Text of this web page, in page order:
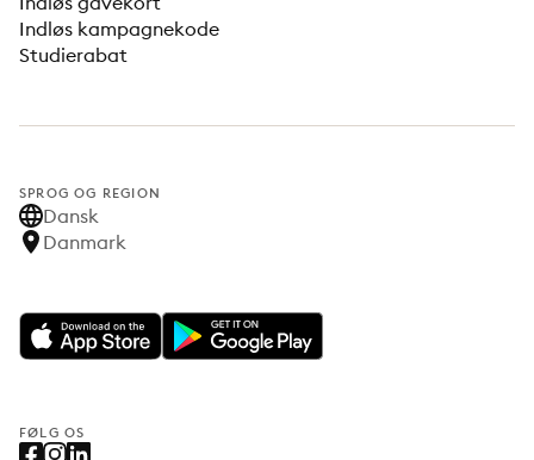
Indløs kampagnekode
Studierabat
SPROG OG REGION
Dansk
Danmark
FØLG OS